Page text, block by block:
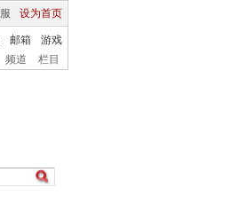
设为首页
邮箱
游戏
频道 栏目